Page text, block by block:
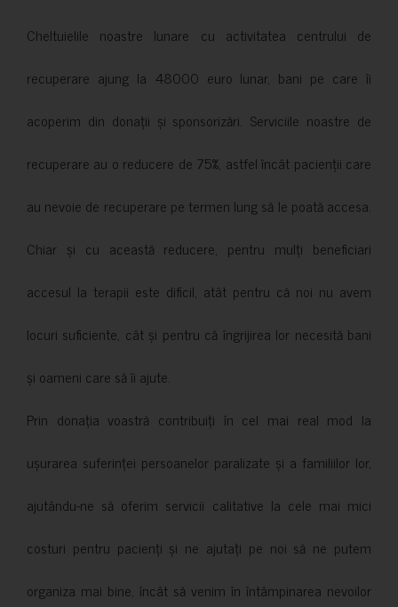
Cheltuielile noastre lunare cu activitatea centrului de
recuperare ajung la 48000 euro lunar, bani pe care îi
acoperim din donații și sponsorizări. Serviciile noastre de
recuperare au o reducere de 75%, astfel încât pacienții care
au nevoie de recuperare pe termen lung să le poată accesa.
Chiar și cu această reducere, pentru mulți beneficiari
accesul la terapii este dificil, atât pentru că noi nu avem
locuri suficiente, cât și pentru că îngrijirea lor necesită bani
și oameni care să îi ajute.
Prin donația voastră contribuiți în cel mai real mod la
ușurarea suferinței persoanelor paralizate și a familiilor lor,
ajutându-ne să oferim servicii calitative la cele mai mici
costuri pentru pacienți și ne ajutați pe noi să ne putem
organiza mai bine, încât să venim în întâmpinarea nevoilor